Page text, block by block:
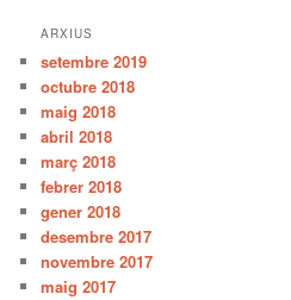
ARXIUS
setembre 2019
octubre 2018
maig 2018
abril 2018
març 2018
febrer 2018
gener 2018
desembre 2017
novembre 2017
maig 2017